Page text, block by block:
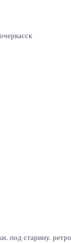
под старину. ретро